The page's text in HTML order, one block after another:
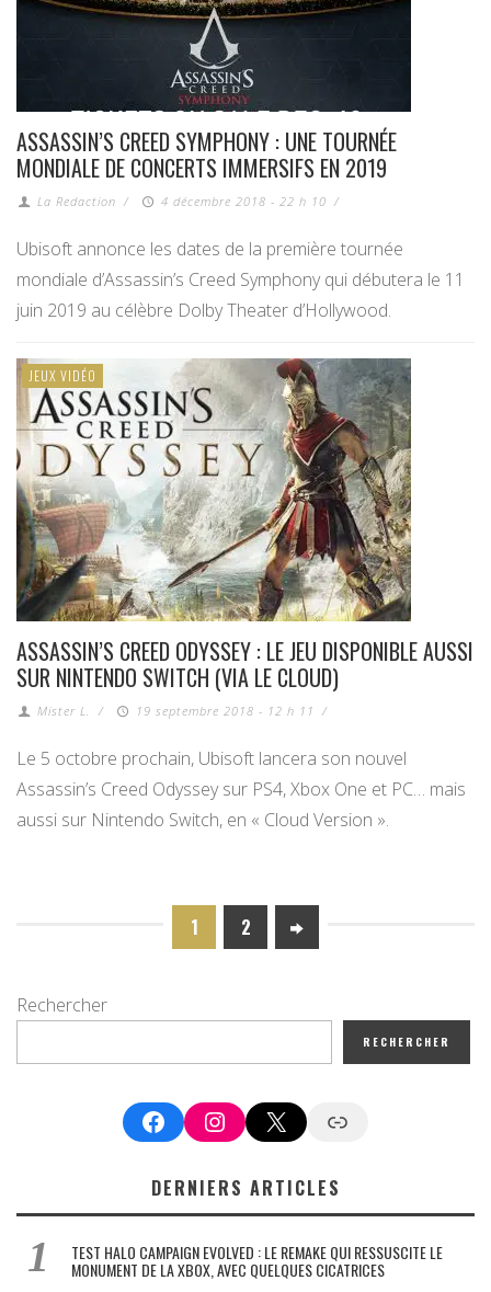
ASSASSIN’S CREED SYMPHONY : UNE TOURNÉE
MONDIALE DE CONCERTS IMMERSIFS EN 2019
La Redaction / 4 décembre 2018 - 22 h 10 /
Ubisoft annonce les dates de la première tournée
mondiale d’Assassin’s Creed Symphony qui débutera le 11
juin 2019 au célèbre Dolby Theater d’Hollywood.
JEUX VIDÉO
ASSASSIN’S CREED ODYSSEY : LE JEU DISPONIBLE AUSSI
SUR NINTENDO SWITCH (VIA LE CLOUD)
Mister L. / 19 septembre 2018 - 12 h 11 /
Le 5 octobre prochain, Ubisoft lancera son nouvel
Assassin’s Creed Odyssey sur PS4, Xbox One et PC… mais
aussi sur Nintendo Switch, en « Cloud Version ».
1 2
Rechercher
RECHERCHER
FacebookInstagram
X Google News
DERNIERS ARTICLES
TEST HALO CAMPAIGN EVOLVED : LE REMAKE QUI RESSUSCITE LE
MONUMENT DE LA XBOX, AVEC QUELQUES CICATRICES